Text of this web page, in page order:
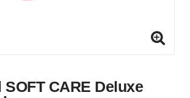
CARE Deluxe